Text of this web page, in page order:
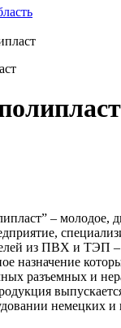
– молодое,
из ПВХ и ТЭП –
назначение
разъемных и
немецких и